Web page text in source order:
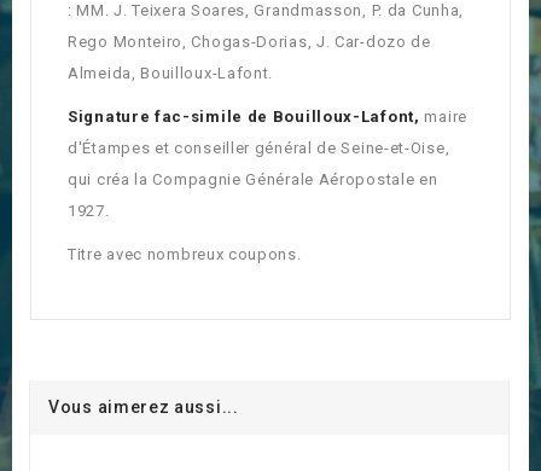
: MM. J. Teixera Soares, Grandmasson, P. da Cunha,
Rego Monteiro, Chogas-Dorias, J. Car-dozo de
Almeida, Bouilloux-Lafont.
Signature fac-simile de Bouilloux-Lafont, maire
d'Étampes et conseiller général de Seine-et-Oise,
qui créa la Compagnie Générale Aéropostale en
1927.
Titre avec nombreux coupons.
Vous aimerez aussi...